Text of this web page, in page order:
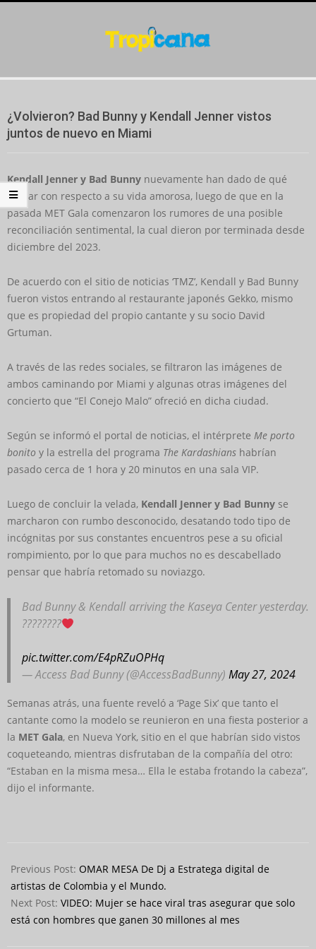
Menu
¿Volvieron? Bad Bunny y Kendall Jenner vistos
juntos de nuevo en Miami
Kendall Jenner y Bad Bunny nuevamente han dado de qué
hablar con respecto a su vida amorosa, luego de que en la
pasada MET Gala comenzaron los rumores de una posible
reconciliación sentimental, la cual dieron por terminada desde
diciembre del 2023.
De acuerdo con el sitio de noticias ‘TMZ’, Kendall y Bad Bunny
fueron vistos entrando al restaurante japonés Gekko, mismo
que es propiedad del propio cantante y su socio David
Grtuman.
A través de las redes sociales, se filtraron las imágenes de
ambos caminando por Miami y algunas otras imágenes del
concierto que “El Conejo Malo” ofreció en dicha ciudad.
Según se informó el portal de noticias, el intérprete Me porto
bonito y la estrella del programa The Kardashians habrían
pasado cerca de 1 hora y 20 minutos en una sala VIP.
Luego de concluir la velada, Kendall Jenner y Bad Bunny se
marcharon con rumbo desconocido, desatando todo tipo de
incógnitas por sus constantes encuentros pese a su oficial
rompimiento, por lo que para muchos no es descabellado
pensar que habría retomado su noviazgo.
Bad Bunny & Kendall arriving the Kaseya Center yesterday.
????????
pic.twitter.com/E4pRZuOPHq
— Access Bad Bunny (@AccessBadBunny) May 27, 2024
Semanas atrás, una fuente reveló a ‘Page Six’ que tanto el
cantante como la modelo se reunieron en una fiesta posterior a
la MET Gala, en Nueva York, sitio en el que habrían sido vistos
coqueteando, mientras disfrutaban de la compañía del otro:
“Estaban en la misma mesa… Ella le estaba frotando la cabeza”,
dijo el informante.
05-
28
Previous Post: OMAR MESA De Dj a Estratega digital de
artistas de Colombia y el Mundo.
Next Post: VIDEO: Mujer se hace viral tras asegurar que solo
está con hombres que ganen 30 millones al mes